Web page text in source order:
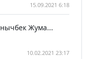
15.09.2021 6:18
Жума...
10.02.2021 23:17